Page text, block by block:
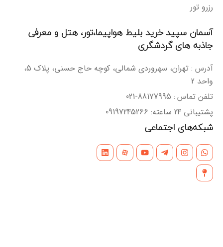
رزرو تور
آسمان سپید خرید بلیط هواپیما،تور، هتل و معرفی
جاذبه های گردشگری
آدرس : تهران، سهروردی شمالی، کوچه حاج حسنی، پلاک 5،
واحد 2
تلفن تماس : 88177995-021
پشتیبانی 24 ساعته: 09197245266
شبکه‌های اجتماعی